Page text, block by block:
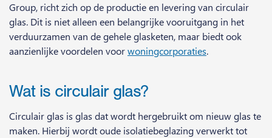
Group, richt zich op de productie en levering van circulair
glas. Dit is niet alleen een belangrijke vooruitgang in het
verduurzamen van de gehele glasketen, maar biedt ook
aanzienlijke voordelen voorwoningcorporaties.
Wat is circulair glas?
Circulair glas is glas dat wordt hergebruikt om nieuw glas te
maken. Hierbij wordt oude isolatiebeglazing verwerkt tot